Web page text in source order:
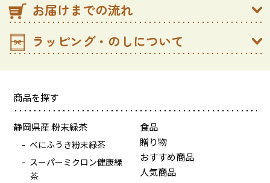
お届けまでの流れ
ラッピング・のしについて
商品を探す
静岡県産 粉末緑茶
べにふうき粉末緑茶
スーパーミクロン健康緑
茶
食品
贈り物
おすすめ商品
人気商品